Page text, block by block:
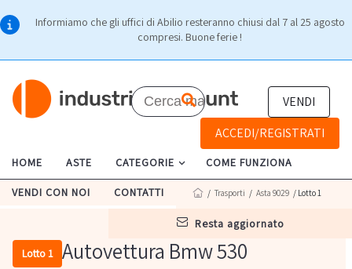
Informiamo che gli uffici di Abilio resteranno chiusi dal 7 al 25 agosto
compresi. Buone ferie !
VENDI
ACCEDI/REGISTRATI
HOME ASTE CATEGORIE COME FUNZIONA
VENDI CON NOI CONTATTI
resta aggiornato
/ Trasporti / Asta 9029 / Lotto 1
Lotto 1 Autovettura Bmw 530